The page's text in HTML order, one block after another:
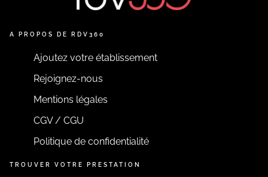
A PROPOS DE RDV360
Ajoutez votre établissement
Rejoignez-nous
Mentions légales
CGV / CGU
Politique de confidentialité
TROUVER VOTRE PRESTATION